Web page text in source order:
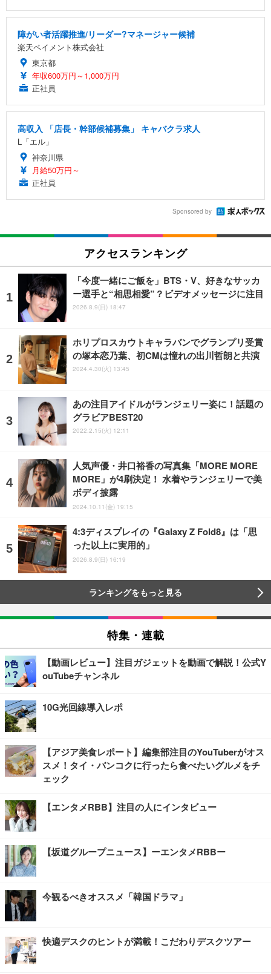
障がい者活躍推進/リーダー?マネージャー候補
楽天ペイメント株式会社
東京都
年収600万円～1,000万円
正社員
高収入 「店長・幹部候補募集」 キャバクラ求人
L「エル」
神奈川県
月給50万円～
正社員
Sponsored by
アクセスランキング
「今度一緒にご飯を」BTS・V、好きなサッカ
ー選手と“相思相愛”？ビデオメッセージに注目
2026.8.9(日) 18:47
ホリプロスカウトキャラバンでグランプリ受賞
の塚本恋乃葉、初CMは憧れの出川哲朗と共演
2024.4.30(火) 13:45
あの注目アイドルがランジェリー姿に！話題の
グラビアBEST20
2022.2.15(火) 12:11
人気声優・井口裕香の写真集「MORE MORE
MORE」が4刷決定！ 水着やランジェリーで美
ボディ披露
2024.10.11(金) 19:15
4:3ディスプレイの『Galaxy Z Fold8』は「思
った以上に実用的」
2026.8.9(日) 16:19
ランキングをもっと見る
特集・連載
【動画レビュー】注目ガジェットを動画で解説！公式Y
ouTubeチャンネル
10G光回線導入レポ
【アジア美食レポート】編集部注目のYouTuberがオス
スメ！タイ・バンコクに行ったら食べたいグルメをチ
ェック
【エンタメRBB】注目の人にインタビュー
【坂道グループニュース】ーエンタメRBBー
今観るべきオススメ「韓国ドラマ」
快適デスクのヒントが満載！こだわりデスクツアー